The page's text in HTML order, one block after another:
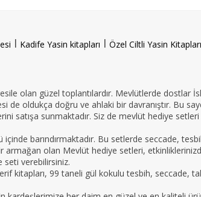
l Kadife Yasin kitapları l Özel Ciltli Yasin Kitapları
olan güzel toplantılardır. Mevlütlerde dostlar
de oldukça doğru ve ahlaki bir davranıştır. Bu
satışa sunmaktadır. Siz de mevlüt hediye
barındırmaktadır. Bu setlerde seccade,
armağan olan Mevlüt hediye setleri,
verebilirsiniz.
kitapları, 99 taneli gül kokulu tesbih,